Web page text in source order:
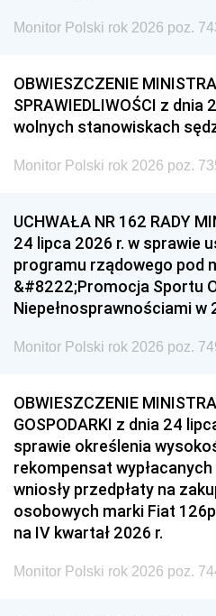
Monitor Polski rok 2026 poz.
OBWIESZCZENIE MINISTRA
SPRAWIEDLIWOŚCI z dnia
wolnych stanowiskach
Monitor Polski rok 2026 poz.
UCHWAŁA NR 162 RADY
24 lipca 2026 r. w sprawie
programu rządowego pod
&#8222;Promocja Sportu
Niepełnosprawnościami w
Monitor Polski rok 2026 poz.
OBWIESZCZENIE
GOSPODARKI z dnia 24
sprawie określenia
rekompensat
wniosły przedpłaty na
osobowych marki Fiat
na IV kwartał 2026 r.
Monitor Polski rok 2026 poz.